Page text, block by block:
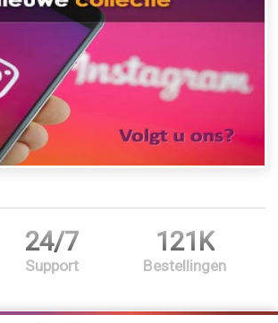
24/7
Support
121K
Bestellingen